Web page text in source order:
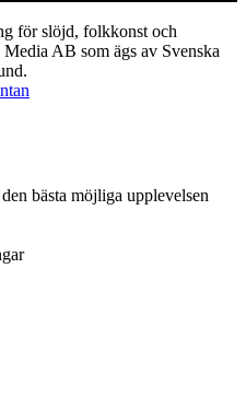
för slöjd, folkkonst och
AB som ägs av Svenska
bästa möjliga upplevelsen